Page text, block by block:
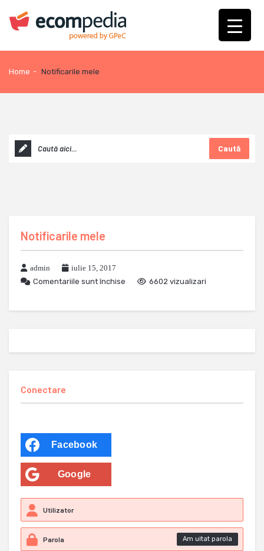
Home - Notificarile mele
Caută
Notificarile mele
admin
iulie 15, 2017
Comentariile sunt închise
6602 vizualizari
Conectare
Facebook
Google
Am uitat parola